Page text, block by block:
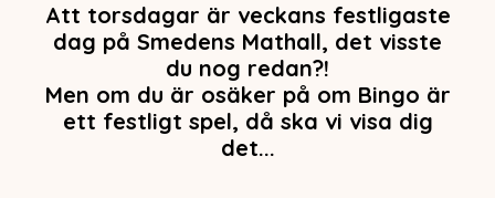
Att torsdagar är veckans festligaste
dag på Smedens Mathall, det visste
du nog redan?!
Men om du är osäker på om Bingo är
ett festligt spel, då ska vi visa dig
det...